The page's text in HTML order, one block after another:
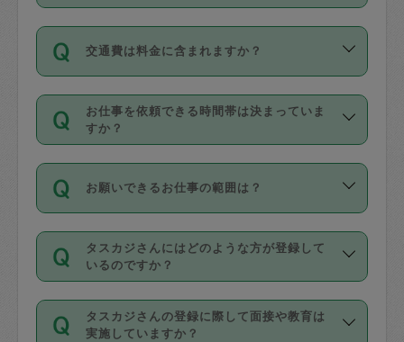
がっていく仕組みになっています。
Diners Club）のみとなります。
を行う際にご入力ください。プロフィー
ル登録時にはご入力いただかなくても大
丈夫です。
デビットカード・プリペイドカード（Vプ
リカ、au WALLETなど）は支払にはご利
銀行振込や現金払いも対応していませ
なお、タスカジさんの交通費も、依頼料
金のご請求と合わせてお支払いとなりま
動計算で表示されます。
依頼には「スポット」と「定期（毎週｜
隔週）」があり、「定期」の依頼は「ス
ポット」よりお得な料金でご利用できま
す。
定期の最低利用回数は設けていない代わ
りに、一定数を超えたキャンセルは有償
（例：毎週定期の場合は３回以上のキャ
ンセルが有償（1200円、隔週定期の場合
は２回以上のキャンセルが有償（1200
交通費は料金に含まれますか？
交通費は依頼料金とは別途発生し、依頼
料金のご請求と合わせてお支払いとなり
ます。交通費の金額は「依頼の詳細」に
お仕事を依頼できる時間帯は決まっていま
すか？
時間帯は3種類あります。いずれも１回あ
たり３時間です。
・ＡＭ ９時～１２時
・ＰＭ １３時～１６時
・夜 １８時～２１時
開始時間を２時間前後変更することが可
お願いできるお仕事の範囲は？
掃除、整理収納、洗濯、買い物、料理、
作り置きです。タスカジさんによってで
きる仕事の範囲が異なりますので、依頼
する前にタスカジさんのプロフィールで
確認してください。
タスカジさんにはどのような方が登録して
いるのですか？
主婦として長年の家事経験をお持ちの
方、栄養士・調理師といった資格者で保
タスカジさんの登録に際して面接や教育は
実施していますか？